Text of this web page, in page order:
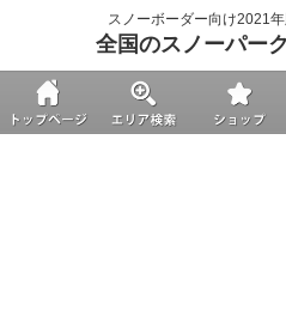
スノーボーダー向け2021
全国のスノーパー